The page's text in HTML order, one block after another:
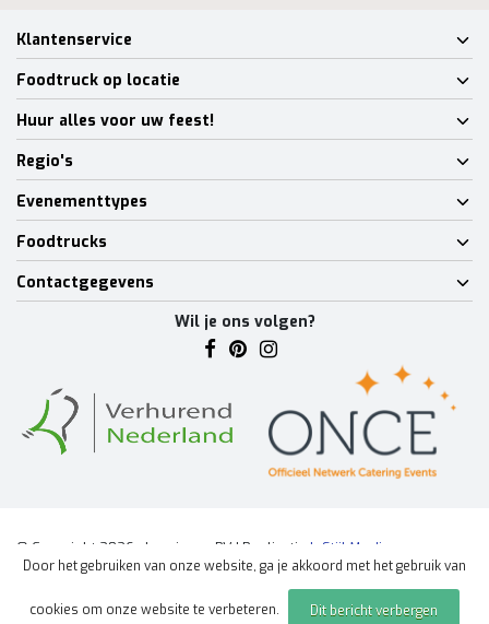
Klantenservice
Foodtruck op locatie
Huur alles voor uw feest!
Regio's
Evenementtypes
Foodtrucks
Contactgegevens
Wil je ons volgen?
© Copyright 2026 - Lumineux BV | Realisatie
InStijl Media
Algemene voorwaarden|Disclaimer|Privacy Policy|Sitemap |
Door het gebruiken van onze website, ga je akkoord met het gebruik van
cookies om onze website te verbeteren. Dit bericht verbergen